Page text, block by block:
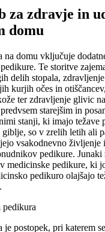
za zdravje in
domu
na domu vključuje
Te storitve
delih stopala,
kurjih očes in
ter zdravljenje glivic
starejšim in
stanji, ki imajo težave
so v zrelih letih ali
vsakodnevno življenje
pedikure. Junaki
medicinske pedikure, ki
pedikuro olajšajo
postopek, pri katerem